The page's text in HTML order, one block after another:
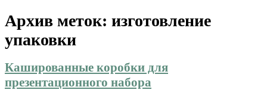
Архив меток: изготовление
упаковки
Кашированные коробки для
презентационного набора